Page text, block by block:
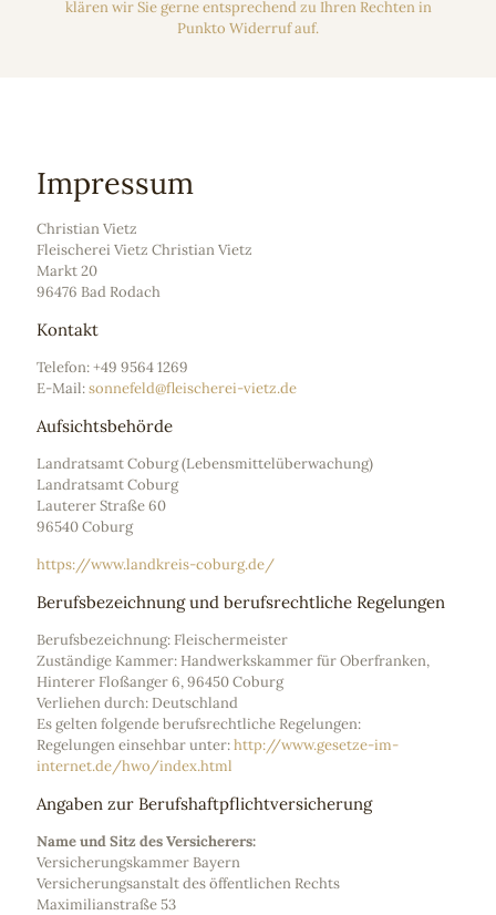
klären wir Sie gerne entsprechend zu Ihren Rechten in
Punkto Widerruf auf.
Impressum
Christian Vietz
Fleischerei Vietz Christian Vietz
Markt 20
96476 Bad Rodach
Kontakt
Telefon: +49 9564 1269
E-Mail:sonnefeld@fleischerei-vietz.de
Aufsichtsbehörde
Landratsamt Coburg (Lebensmittelüberwachung)
Landratsamt Coburg
Lauterer Straße 60
96540 Coburg
https://www.landkreis-coburg.de/
Berufsbezeichnung und berufsrechtliche Regelungen
Berufsbezeichnung: Fleischermeister
Zuständige Kammer: Handwerkskammer für Oberfranken,
Hinterer Floßanger 6, 96450 Coburg
Verliehen durch: Deutschland
Es gelten folgende berufsrechtliche Regelungen:
Regelungen einsehbar unter:http://www.gesetze-im-
internet.de/hwo/index.html
Angaben zur Berufshaftpflichtversicherung
Name und Sitz des Versicherers:
Versicherungskammer Bayern
Versicherungsanstalt des öffentlichen Rechts
Maximilianstraße 53